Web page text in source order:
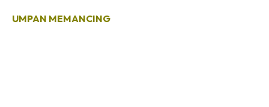
UMPAN MEMANCING